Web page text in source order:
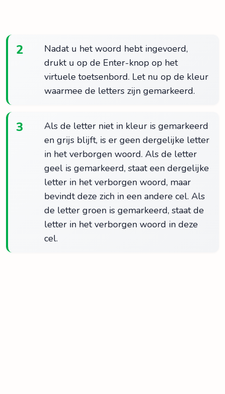
2
Nadat u het woord hebt ingevoerd,
drukt u op de Enter-knop op het
virtuele toetsenbord. Let nu op de kleur
waarmee de letters zijn gemarkeerd.
3
Als de letter niet in kleur is gemarkeerd
en grijs blijft, is er geen dergelijke letter
in het verborgen woord. Als de letter
geel is gemarkeerd, staat een dergelijke
letter in het verborgen woord, maar
bevindt deze zich in een andere cel. Als
de letter groen is gemarkeerd, staat de
letter in het verborgen woord in deze
cel.